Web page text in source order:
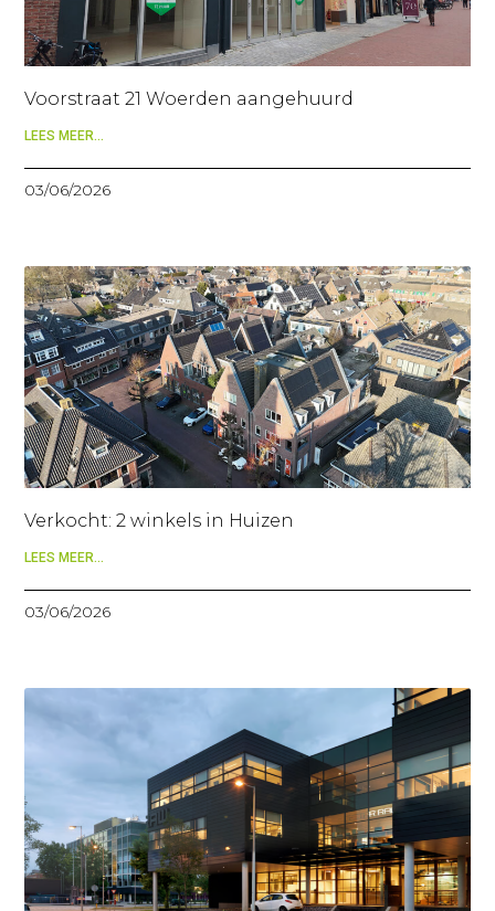
Voorstraat 21 Woerden aangehuurd
LEES MEER...
03/06/2026
Verkocht: 2 winkels in Huizen
LEES MEER...
03/06/2026